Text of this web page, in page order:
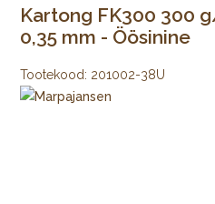
Kartong FK300 300
0,35 mm - Öösinine
Tootekood: 201002-38U